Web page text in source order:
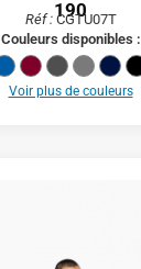
190
Réf :CGTU07T
Couleurs disponibles :
Voir plus de couleurs